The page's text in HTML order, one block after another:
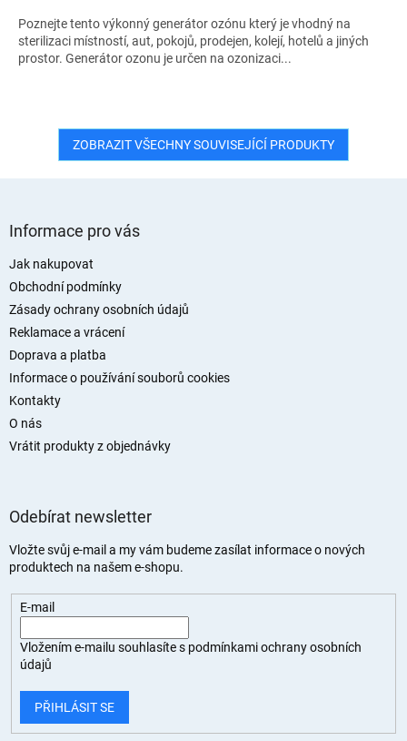
Poznejte tento výkonný generátor ozónu který je vhodný na
sterilizaci místností, aut, pokojů, prodejen, kolejí, hotelů a jiných
prostor. Generátor ozonu je určen na ozonizaci...
ZOBRAZIT VŠECHNY SOUVISEJÍCÍ PRODUKTY
Informace pro vás
Jak nakupovat
Obchodní podmínky
Zásady ochrany osobních údajů
Reklamace a vrácení
Doprava a platba
Informace o používání souborů cookies
Kontakty
O nás
Vrátit produkty z objednávky
Odebírat newsletter
Vložte svůj e-mail a my vám budeme zasílat informace o nových
produktech na našem e-shopu.
E-mail
Vložením e-mailu souhlasíte s podmínkami ochrany osobních
údajů
PŘIHLÁSIT SE